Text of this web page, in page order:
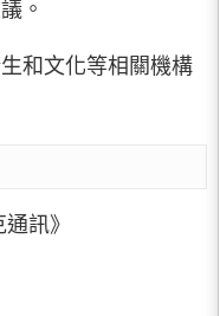
。
和文化等相關機構
訊》